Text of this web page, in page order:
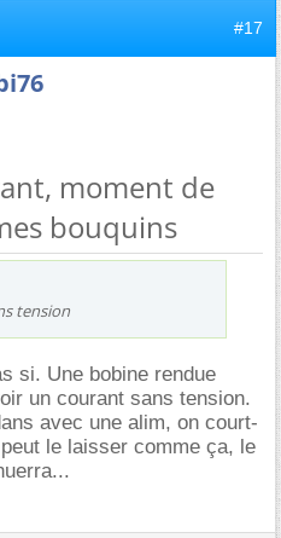
#17
moment de
bouquins
tension
si. Une bobine rendue
un courant sans tension.
avec une alim, on court-
le laisser comme ça, le